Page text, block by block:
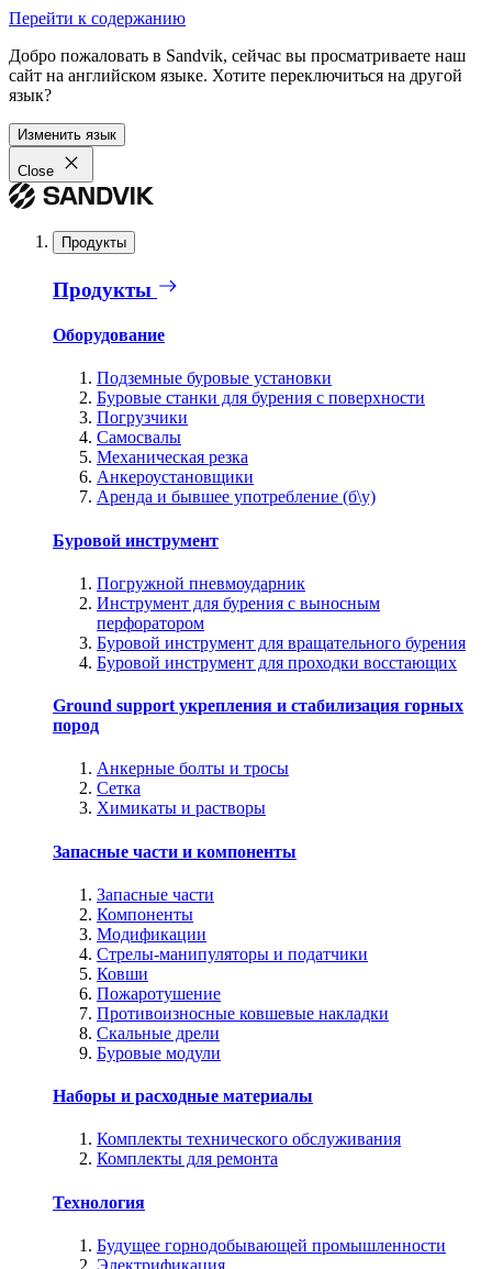
Перейти к содержанию
Добро пожаловать в Sandvik, сейчас вы просматриваете наш
сайт на английском языке. Хотите переключиться на другой
язык?
Изменить язык
Close
Продукты
Продукты
Оборудование
Подземные буровые установки
Буровые станки для бурения с поверхности
Погрузчики
Самосвалы
Механическая резка
Анкероустановщики
Аренда и бывшее употребление (б\у)
Буровой инструмент
Погружной пневмоударник
Инструмент для бурения с выносным
перфоратором
Буровой инструмент для вращательного бурения
Буровой инструмент для проходки восстающих
Ground support укрепления и стабилизация горных
пород
Анкерные болты и тросы
Сетка
Химикаты и растворы
Запасные части и компоненты
Запасные части
Компоненты
Модификации
Стрелы-манипуляторы и податчики
Ковши
Пожаротушение
Противоизносные ковшевые накладки
Скальные дрели
Буровые модули
Наборы и расходные материалы
Комплекты технического обслуживания
Комплекты для ремонта
Технология
Будущее горнодобывающей промышленности
Электрификация